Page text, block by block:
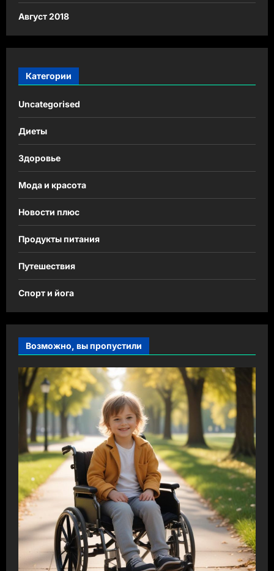
Август 2018
Категории
Uncategorised
Диеты
Здоровье
Мода и красота
Новости плюс
Продукты питания
Путешествия
Спорт и йога
Возможно, вы пропустили